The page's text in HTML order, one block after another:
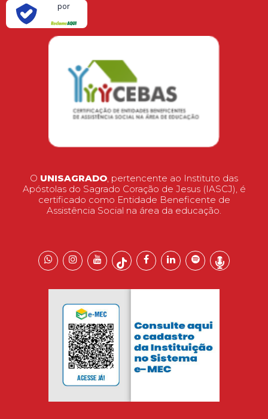
por
O UNISAGRADO, pertencente ao Instituto das
Apóstolas do Sagrado Coração de Jesus (IASCJ), é
certificado como Entidade Beneficente de
Assistência Social na área da educação.